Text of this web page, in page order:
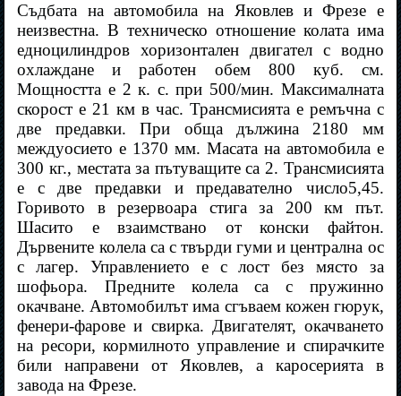
Съдбата на автомобила на Яковлев и Фрезе е
неизвестна. В техническо отношение колата има
едноцилиндров хоризонтален двигател с водно
охлаждане и работен обем 800 куб. см.
Мощността е 2 к. с. при 500/мин. Максималната
скорост е 21 км в час. Трансмисията е ремъчна с
две предавки. При обща дължина 2180 мм
междуосието е 1370 мм. Масата на автомобила е
300 кг., местата за пътуващите са 2. Трансмисията
е с две предавки и предавателно число5,45.
Горивото в резервоара стига за 200 км път.
Шасито е взаимствано от конски файтон.
Дървените колела са с твърди гуми и централна ос
с лагер. Управлението е с лост без място за
шофьора. Предните колела са с пружинно
окачване. Автомобилът има сгъваем кожен гюрук,
фенери-фарове и свирка. Двигателят, окачването
на ресори, кормилното управление и спирачките
били направени от Яковлев, а каросерията в
завода на Фрезе.